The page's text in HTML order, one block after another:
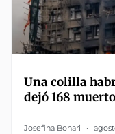
Una colilla
dejó 168
Josefina Bonari